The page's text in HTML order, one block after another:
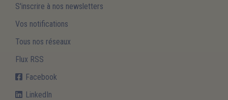
S'inscrire à nos newsletters
Vos notifications
Tous nos réseaux
Flux RSS
Facebook
LinkedIn